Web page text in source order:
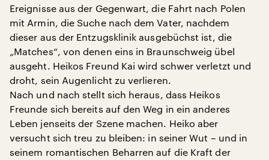
Ereignisse aus der Gegenwart, die Fahrt nach Polen
mit Armin, die Suche nach dem Vater, nachdem
dieser aus der Entzugsklinik ausgebüchst ist, die
„Matches“, von denen eins in Braunschweig übel
ausgeht. Heikos Freund Kai wird schwer verletzt und
droht, sein Augenlicht zu verlieren.
Nach und nach stellt sich heraus, dass Heikos
Freunde sich bereits auf den Weg in ein anderes
Leben jenseits der Szene machen. Heiko aber
versucht sich treu zu bleiben: in seiner Wut – und in
seinem romantischen Beharren auf die Kraft der